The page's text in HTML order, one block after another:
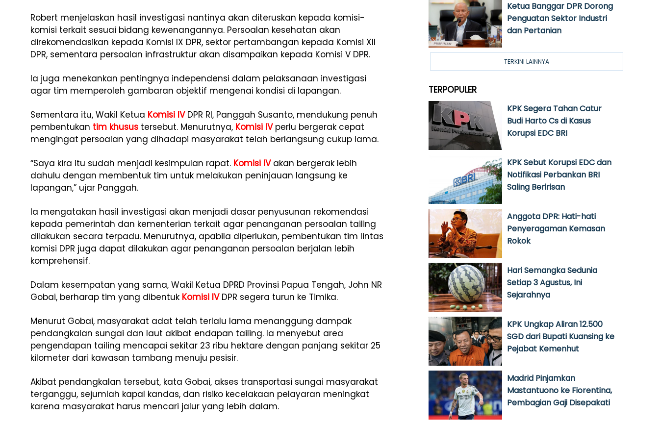
Robert menjelaskan hasil investigasi nantinya akan diteruskan kepada komisi-
komisi terkait sesuai bidang kewenangannya. Persoalan kesehatan akan
direkomendasikan kepada Komisi IX DPR, sektor pertambangan kepada Komisi XII
DPR, sementara persoalan infrastruktur akan disampaikan kepada Komisi V DPR.
Ia juga menekankan pentingnya independensi dalam pelaksanaan investigasi
agar tim memperoleh gambaran objektif mengenai kondisi di lapangan.
Sementara itu, Wakil Ketua Komisi IVDPR RI, Panggah Susanto, mendukung penuh
pembentukan tim khusus tersebut. Menurutnya, Komisi IVperlu bergerak cepat
mengingat persoalan yang dihadapi masyarakat telah berlangsung cukup lama.
“Saya kira itu sudah menjadi kesimpulan rapat. Komisi IVakan bergerak lebih
dahulu dengan membentuk tim untuk melakukan peninjauan langsung ke
lapangan,” ujar Panggah.
Ia mengatakan hasil investigasi akan menjadi dasar penyusunan rekomendasi
kepada pemerintah dan kementerian terkait agar penanganan persoalan tailing
dilakukan secara terpadu. Menurutnya, apabila diperlukan, pembentukan tim lintas
komisi DPR juga dapat dilakukan agar penanganan persoalan berjalan lebih
komprehensif.
Dalam kesempatan yang sama, Wakil Ketua DPRD Provinsi Papua Tengah, John NR
Gobai, berharap tim yang dibentuk Komisi IVDPR segera turun ke Timika.
Menurut Gobai, masyarakat adat telah terlalu lama menanggung dampak
pendangkalan sungai dan laut akibat endapan tailing. Ia menyebut area
pengendapan tailing mencapai sekitar 23 ribu hektare dengan panjang sekitar 25
kilometer dari kawasan tambang menuju pesisir.
Akibat pendangkalan tersebut, kata Gobai, akses transportasi sungai masyarakat
terganggu, sejumlah kapal kandas, dan risiko kecelakaan pelayaran meningkat
karena masyarakat harus mencari jalur yang lebih dalam.
Ketua Banggar DPR Dorong
Penguatan Sektor Industri
dan Pertanian
TERKINI LAINNYA
TERPOPULER
KPK Segera Tahan Catur
Budi Harto Cs di Kasus
Korupsi EDC BRI
KPK Sebut Korupsi EDC dan
Notifikasi Perbankan BRI
Saling Beririsan
Anggota DPR: Hati-hati
Penyeragaman Kemasan
Rokok
Hari Semangka Sedunia
Setiap 3 Agustus, Ini
Sejarahnya
KPK Ungkap Aliran 12.500
SGD dari Bupati Kuansing ke
Pejabat Kemenhut
Madrid Pinjamkan
Mastantuono ke Fiorentina,
Pembagian Gaji Disepakati